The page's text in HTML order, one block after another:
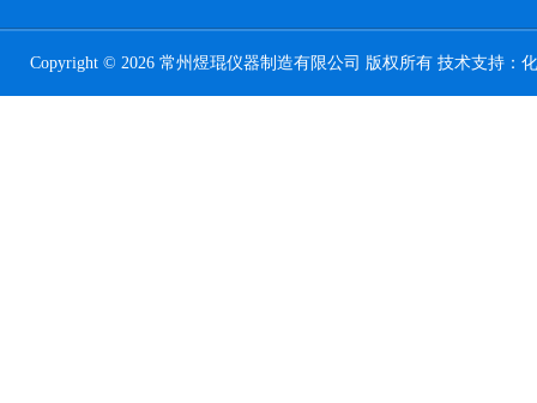
Copyright © 2026 常州煜琨仪器制造有限公司 版权所有 技术支持：